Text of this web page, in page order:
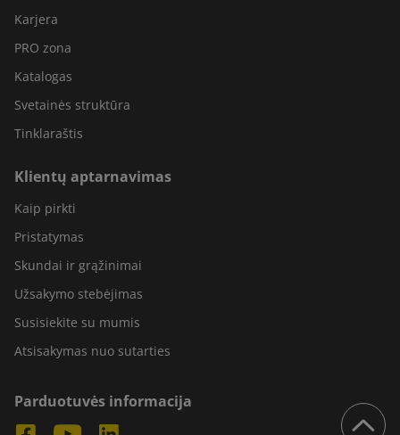
Karjera
PRO zona
Katalogas
Svetainės struktūra
Tinklaraštis
Klientų aptarnavimas
Kaip pirkti
Pristatymas
Skundai ir grąžinimai
Užsakymo stebėjimas
Susisiekite su mumis
Atsisakymas nuo sutarties
Parduotuvės informacija